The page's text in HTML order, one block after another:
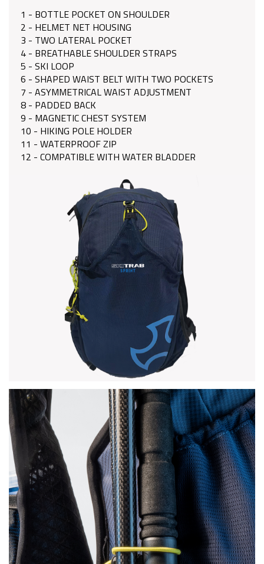
1 - BOTTLE POCKET ON SHOULDER
2 - HELMET NET HOUSING
3 - TWO LATERAL POCKET
4 - BREATHABLE SHOULDER STRAPS
5 - SKI LOOP
6 - SHAPED WAIST BELT WITH TWO POCKETS
7 - ASYMMETRICAL WAIST ADJUSTMENT
8 - PADDED BACK
9 - MAGNETIC CHEST SYSTEM
10 - HIKING POLE HOLDER
11 - WATERPROOF ZIP
12 - COMPATIBLE WITH WATER BLADDER